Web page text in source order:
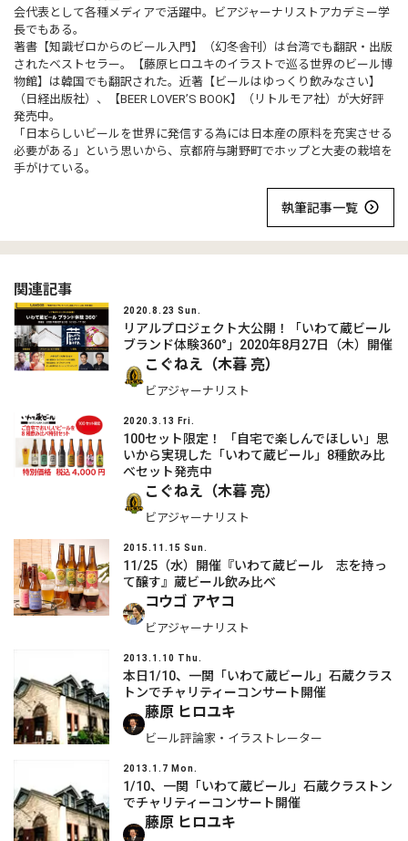
会代表として各種メディアで活躍中。ビアジャーナリストアカデミー学
長でもある。
著書【知識ゼロからのビール入門】（幻冬舎刊）は台湾でも翻訳・出版
されたベストセラー。【藤原ヒロユキのイラストで巡る世界のビール博
物館】は韓国でも翻訳された。近著【ビールはゆっくり飲みなさい】
（日経出版社）、【BEER LOVER’S BOOK】（リトルモア社）が大好評
発売中。
「日本らしいビールを世界に発信する為には日本産の原料を充実させる
必要がある」という思いから、京都府与謝野町でホップと大麦の栽培を
手がけている。
執筆記事一覧
関連記事
2020.8.23 Sun.
リアルプロジェクト大公開！「いわて蔵ビール
ブランド体験360°」2020年8月27日（木）開催
こぐねえ（木暮 亮）
ビアジャーナリスト
2020.3.13 Fri.
100セット限定！ 「自宅で楽しんでほしい」思
いから実現した「いわて蔵ビール」8種飲み比
べセット発売中
こぐねえ（木暮 亮）
ビアジャーナリスト
2015.11.15 Sun.
11/25（水）開催『いわて蔵ビール 志を持っ
て醸す』蔵ビール飲み比べ
コウゴ アヤコ
ビアジャーナリスト
2013.1.10 Thu.
本日1/10、一関「いわて蔵ビール」石蔵クラス
トンでチャリティーコンサート開催
藤原 ヒロユキ
ビール評論家・イラストレーター
2013.1.7 Mon.
1/10、一関「いわて蔵ビール」石蔵クラストン
でチャリティーコンサート開催
藤原 ヒロユキ